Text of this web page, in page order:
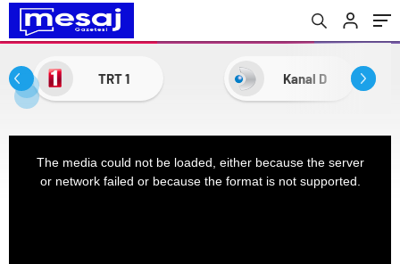
TRT 1 Kanal D
The media could not be loaded, either because the server
or network failed or because the format is not supported.